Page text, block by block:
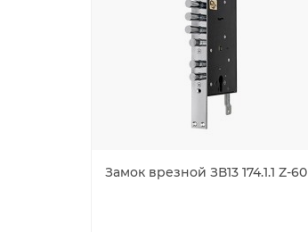
Замок врезной ЗВ13 174.1.1 Z-60